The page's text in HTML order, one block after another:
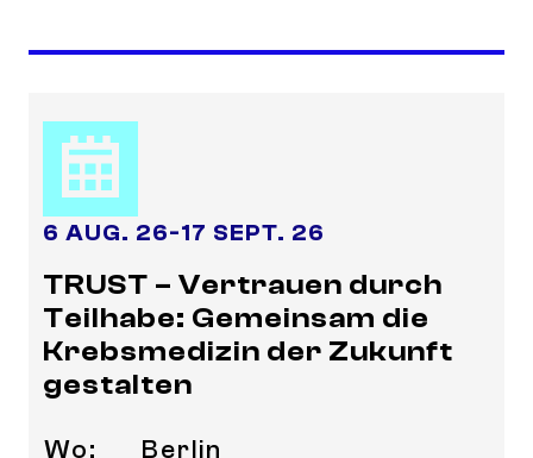
6 AUG. 26-17 SEPT. 26
TRUST – Vertrauen durch
Teilhabe: Gemeinsam die
Krebsmedizin der Zukunft
gestalten
Wo: Berlin